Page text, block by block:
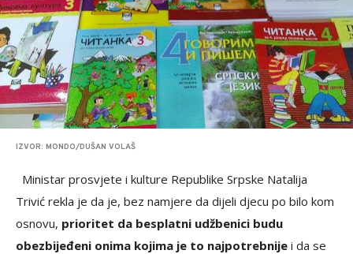
IZVOR: MONDO/DUŠAN VOLAŠ
Ministar prosvjete i kulture Republike Srpske Natalija
Trivić rekla je da je, bez namjere da dijeli djecu po bilo kom
osnovu, prioritet da besplatni udžbenici budu
obezbijeđeni onima kojima je to najpotrebnije i da se